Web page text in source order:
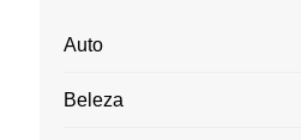
Auto
Beleza